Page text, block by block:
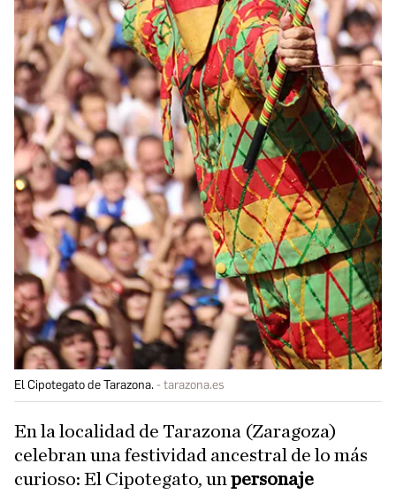
El Cipotegato de Tarazona. tarazona.es
En la localidad de Tarazona (Zaragoza)
celebran una festividad ancestral de lo más
curioso: El Cipotegato, un personaje